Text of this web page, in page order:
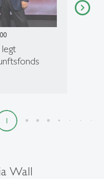
1 2 3 4 5 6 7 8
Wall